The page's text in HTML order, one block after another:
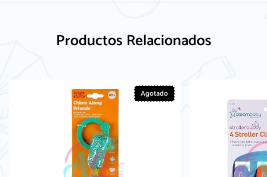
Productos Relacionados
Agotado